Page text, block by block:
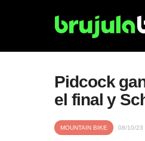
Pidcock
el final y
MOUNTAIN BIKE 08/10/23